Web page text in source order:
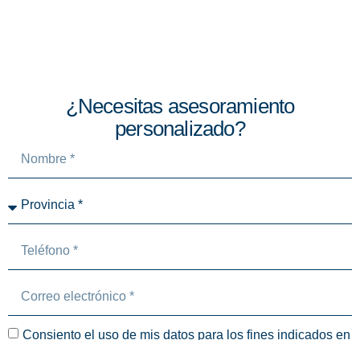
¿Necesitas asesoramiento
personalizado?
Consiento el uso de mis datos para los fines indicados en